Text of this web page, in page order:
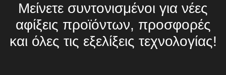
Μείνετε συντονισμένοι για νέες
αφίξεις προϊόντων, προσφορές
και όλες τις εξελίξεις τεχνολογίας!